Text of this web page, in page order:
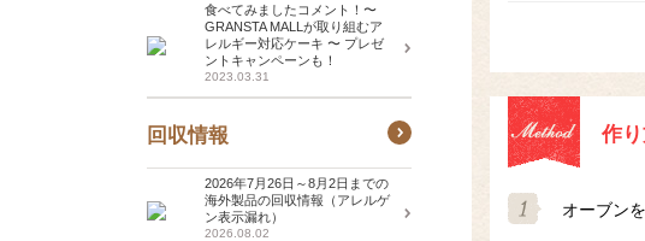
作
オーブン
食べてみましたコメント！〜
GRANSTA MALLが取り組むア
レルギー対応ケーキ 〜 プレゼ
ントキャンペーンも！
2023.03.31
回収情報
2026年7月26日～8月2日までの
海外製品の回収情報（アレルゲ
ン表示漏れ）
2026.08.02